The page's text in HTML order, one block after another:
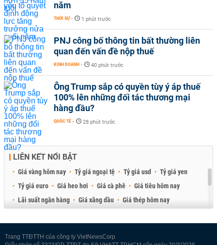
năm
THỜI SỰ - 1 phút trước
PNJ công bố thông tin bất thường liên
quan đến vấn đề nộp thuế
KINH DOANH - 40 phút trước
Ông Trump sắp có quyền tùy ý áp thuế
100% lên những đối tác thương mại
hàng đầu?
QUỐC TẾ - 28 phút trước
LIÊN KẾT NỔI BẬT
Giá vàng hôm nay Tỷ giá ngoại tệ Tỷ giá usd
Tỷ giá yen
Tỷ giá euro
Giá heo hơi Giá cà phê
Giá tiêu hôm nay
Lãi suất ngân hàng
Giá xăng dầu
Giá thép hôm nay
Trang TTĐTTH của công ty VietNewsCorp